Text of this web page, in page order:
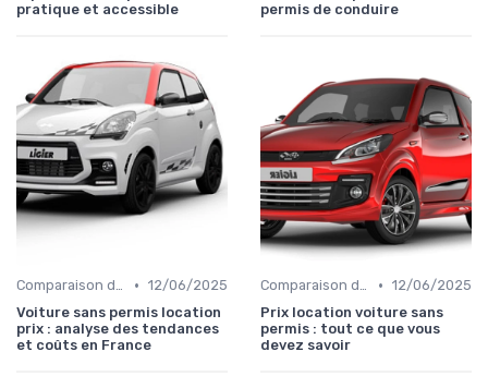
pratique et accessible
permis de conduire
Comparaison des Modèles • 12/06/2025
Voiture sans permis location
prix : analyse des tendances
et coûts en France
Comparaison des Modèles • 12/06/2025
Prix location voiture sans
permis : tout ce que vous
devez savoir